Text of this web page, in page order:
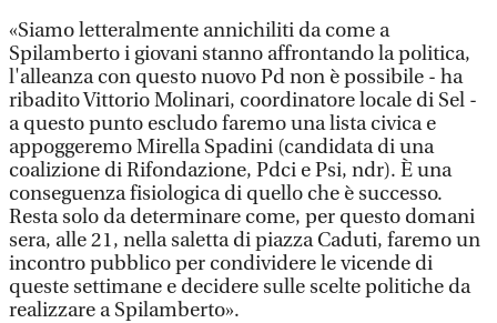
«Siamo letteralmente annichiliti da come a
Spilamberto i giovani stanno affrontando la politica,
l'alleanza con questo nuovo Pd non è possibile - ha
ribadito Vittorio Molinari, coordinatore locale di Sel -
a questo punto escludo faremo una lista civica e
appoggeremo Mirella Spadini (candidata di una
coalizione di Rifondazione, Pdci e Psi, ndr). È una
conseguenza fisiologica di quello che è successo.
Resta solo da determinare come, per questo domani
sera, alle 21, nella saletta di piazza Caduti, faremo un
incontro pubblico per condividere le vicende di
queste settimane e decidere sulle scelte politiche da
realizzare a Spilamberto».